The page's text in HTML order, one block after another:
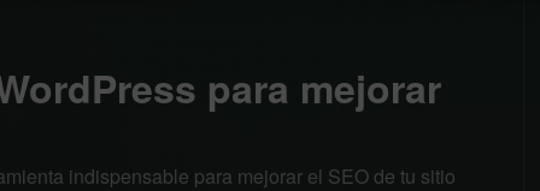
para mejorar
indispensable para mejorar el SEO de tu sitio